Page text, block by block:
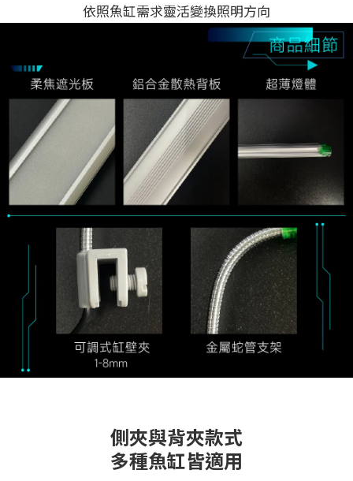
依照魚缸需求靈活變換照明方向
側夾與背夾款式
多種魚缸皆適用